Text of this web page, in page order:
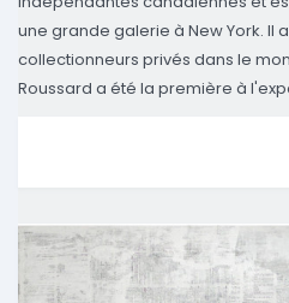
une grande galerie à New York. Il
collectionneurs privés dans le
Roussard a été la première à